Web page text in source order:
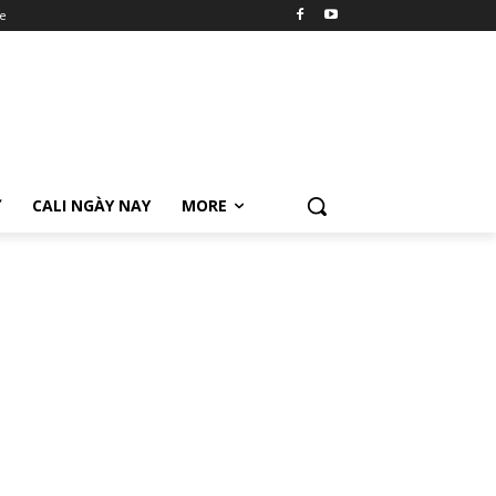
CALI NGÀY NAY MORE